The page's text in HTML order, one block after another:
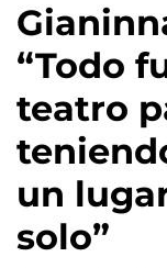
“Todo
teatro
un
solo”